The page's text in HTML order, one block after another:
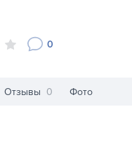
0
Отзывы 0 Фото
см синий